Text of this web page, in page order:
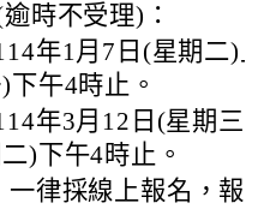
時不受理)：
年1月7日(星期二)
下午4時止。
年3月12日(星期三)
)下午4時止。
一律採線上報名，報